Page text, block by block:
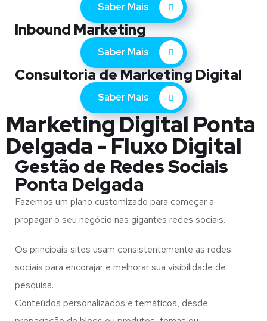
Saber Mais
Inbound Marketing
Saber Mais
Consultoria de Marketing Digital
Saber Mais
Marketing Digital Ponta
Delgada - Fluxo Digital
Gestão de Redes Sociais
Ponta Delgada
Fazemos um plano customizado para começar a
propagar o seu negócio nas gigantes redes sociais.
Os principais sites usam consistentemente as redes
sociais para encorajar e melhorar sua visibilidade de
pesquisa.
Conteúdos personalizados e temáticos, desde